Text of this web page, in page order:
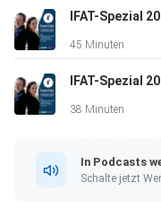
45 Minuten
38 Minuten
In Podcasts
Schalte jetzt